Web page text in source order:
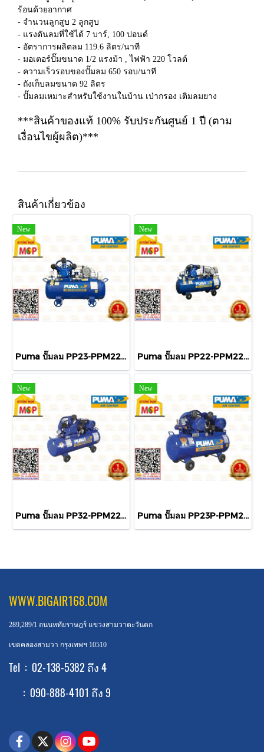
ร้อนด้วยอากาศ
- จำนวนลูกสูบ 2 ลูกสูบ
- แรงดันลมที่ใช้ได้ 7 บาร์, 100 ปอนด์
- อัตราการผลิตลม 119.6 ลิตร/นาที
- มอเตอร์ปั๊มขนาด 1/2 แรงม้า , ไฟฟ้า 220 โวลต์
- ความเร็วรอบของปั๊มลม 650 รอบ/นาที
- ถังเก็บลมขนาด 92 ลิตร
- ปั๊มลมเหมาะสำหรับใช้งานในบ้าน เป่ากรอง เติมลมยาง
***สินค้าของแท้ 100% รับประกันศูนย์ 1 ปี (ตาม
เงื่อนไขผู้ผลิต)***
สินค้าเกี่ยวข้อง
New
Puma ปั๊มลม PP23-PPM220V-MG 2สูบ 165L พร้อมมอเตอร์ Puma 3HP 220V
New
Puma ปั๊มลม PP22-PPM220V-MG 2สูบ 148L พร้อมมอเตอร์ Puma 2HP 220V
New
Puma ปั๊มลม PP32-PPM220V-MG 3สูบ 148L พร้อมมอเตอร์ Puma 2HP 220V
New
Puma ปั๊มลม PP23P-PPM220V-MG 2สูบ 260L พร้อมมอเตอร์ Puma 3HP 220V
WWW.BIGAIR168.COM
289,289/1 ถนนหทัยราษฎร์ แขวงสามวาตะวันตก
เขตคลองสามวา กรุงเทพฯ 10510
Tel : 02-138-5382 ถึง 4
: 090-888-4101 ถึง 9